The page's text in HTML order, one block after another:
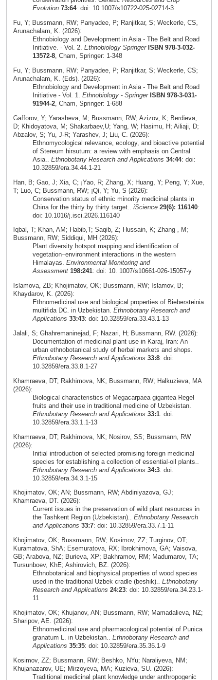
Evolution 73:64: doi: 10.1007/s10722-025-02714-3
Fu, Y; Bussmann, RW; Panyadee, P; Ranjitkar, S; Weckerle, CS,
Arunachalam, K. (2026):
Ethnobiology and Development in Asia - The Belt and Road
Initiative. - Vol. 2. Ethnobiology Springer ISBN 978-3-032-
13572-8, Cham, Springer: 1-348
Fu, Y; Bussmann, RW; Panyadee, P; Ranjitkar, S; Weckerle, CS;
Arunachalam, K. (Eds). (2026):
Ethnobiology and Development in Asia - The Belt and Road
Initiative - Vol. 1. Ethnobiology - Springer ISBN 978-3-031-
91944-2, Cham, Springer: 1-688
Gafforov, Y; Yarasheva, M; Bussmann, RW; Azizov, K; Berdieva,
D; Khidoyatova, M; Shakarbaev,U; Yang, W; Hasimu, H; Ailiaji, D;
Abzalov, S; Yu, J-R; Yarashev, J; Liu, C. (2026):
Ethnomycological relevance, ecology, and bioactive potential
of Stereum hirsutum: a review with emphasis on Central
Asia.. Ethnobotany Research and Applications 34:44: doi:
10.32859/era.34.44.1-21
Han, B; Gao, J; Xia, C; ¡Yao, R; Zhang, X; Huang, Y; Peng, Y; Xue,
T; Luo, C; Bussmann, RW; ¡Qi, Y; Yu, S (2026):
Conservation status of ethnic minority medicinal plants in
China for the thirty by thirty target.. iScience 29(6): 116140:
doi: 10.1016/j.isci.2026.116140
Iqbal, T; Khan, AM; Habib,T; Saqib, Z; Hussain, K; Zhang , M;
Bussmann, RW; Siddiqui, MH (2026):
Plant diversity hotspot mapping and identification of
vegetation–environment interactions in the western
Himalayas. Environmental Monitoring and
Assessment 198:241: doi: 10. 1007/s10661-026-15057-y
Islamova, ZB; Khojimatov, OK; Bussmann, RW; Islamov, B;
Khaydarov, K. (2026):
Ethnomedicinal use and biological properties of Biebersteinia
multifida DC. in Uzbekistan. Ethnobotany Research and
Applications 33:43: doi: 10.32859/era.33.43.1-13
Jalali, S; Ghahremaninejad, F; Nazari, H; Bussmann, RW. (2026):
Documentation of medicinal plant use in Karaj, Iran: An
urban ethnobotanical study of herbal markets and shops.
Ethnobotany Research and Applications 33:8: doi:
10.32859/era.33.8.1-27
Khamraeva, DT; Rakhimova, NK; Bussmann, RW; Halkuzieva, MA
(2026):
Biological characteristics of Megacarpaea gigantea Regel
fruits and their use in traditional medicine of Uzbekistan.
Ethnobotany Research and Applications 33:1: doi:
10.32859/era.33.1.1-13
Khamraeva, DT; Rakhimova, NK; Nosirov, SS; Bussmann, RW
(2026):
Initial introduction of selected promising foreign medicinal
species for establishing a collection of essential-oil plants..
Ethnobotany Research and Applications 34:3: doi:
10.32859/era.34.3.1-15
Khojimatov, OK; AN; Bussmann, RW; Abdiniyazova, GJ;
Khamraeva, DT. (2026):
Current issues in the preservation of wild plant resources in
the Tashkent Region (Uzbekistan).. Ethnobotany Research
and Applications 33:7: doi: 10.32859/era.33.7.1-11
Khojimatov, OK; Bussmann, RW; Kosimov, ZZ; Turginov, OT;
Kuramatova, ShA; Esemuratova, RX; Ibrokhimova, GA; Vaisova,
GB; Arabova, NZ; Burieva, XP; Bakhramov, RM; Madumarov, TA;
Tursunboev, KhE; Ashirovich, BZ. (2026):
Ethnobotanical and biophysical properties of wood species
used in the traditional Uzbek cradle (beshik).. Ethnobotany
Research and Applications 24:23: doi: 10.32859/era.34.23.1-
11
Khojimatov, OK; Khujanov, AN; Bussmann, RW; Mamadalieva, NZ;
Sharipov, AE. (2026):
Ethnomedicinal use and pharmacological potential of Punica
granatum L. in Uzbekistan.. Ethnobotany Research and
Applications 35:35: doi: 10.32859/era.35.35.1-9
Kosimov, ZZ; Bussmann, RW; Beshko, NYu; Naraliyeva, NM;
Khujanazarov, UE; Mirzoyeva, MA; Kuzieva, SU. (2026):
Traditional medicinal plant knowledge under anthropogenic